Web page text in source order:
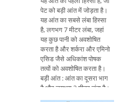
पेट को बड़ी आंत में जोड़ता है।
यह आंत का सबसे लंबा हिस्सा
है, लगभग 7 मीटर लंबा, जहां
यह कुछ पानी को अवशोषित
करता है और शर्करा और एमिनो
एसिड जैसे अधिकांश पोषक
तत्वों को अवशोषित करता है।
बड़ी आंत : आंत का दूसरा भाग
है और लगभग 2 मीटर लंबा है।